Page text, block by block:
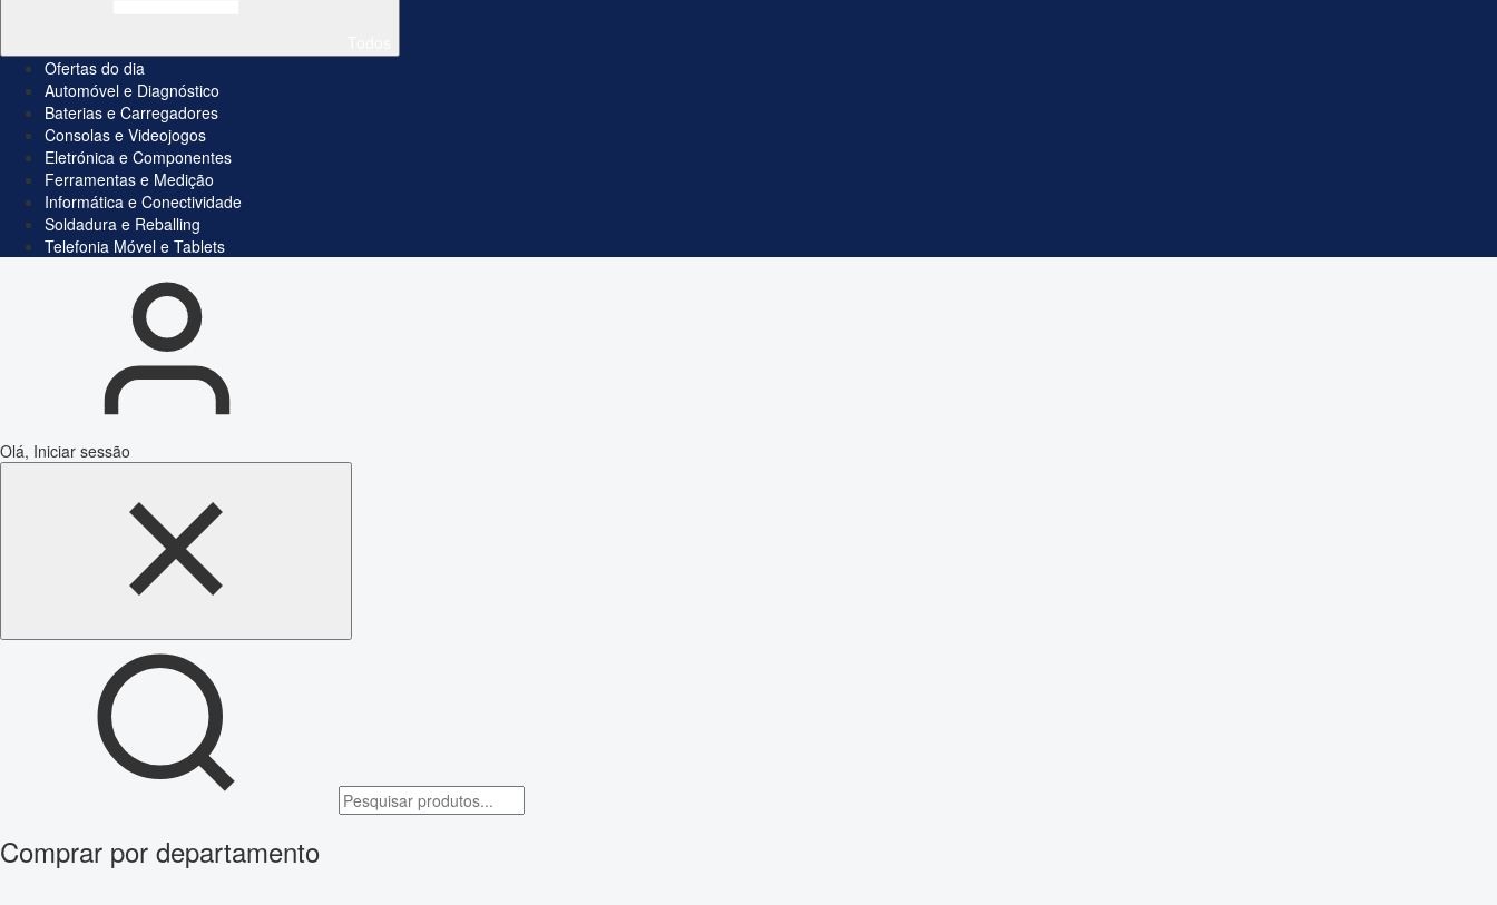
Ofertas do dia
Automóvel e Diagnóstico
Baterias e Carregadores
Consolas e Videojogos
Eletrónica e Componentes
Ferramentas e Medição
Informática e Conectividade
Soldadura e Reballing
Telefonia Móvel e Tablets
Olá, Iniciar sessão
Comprar por departamento